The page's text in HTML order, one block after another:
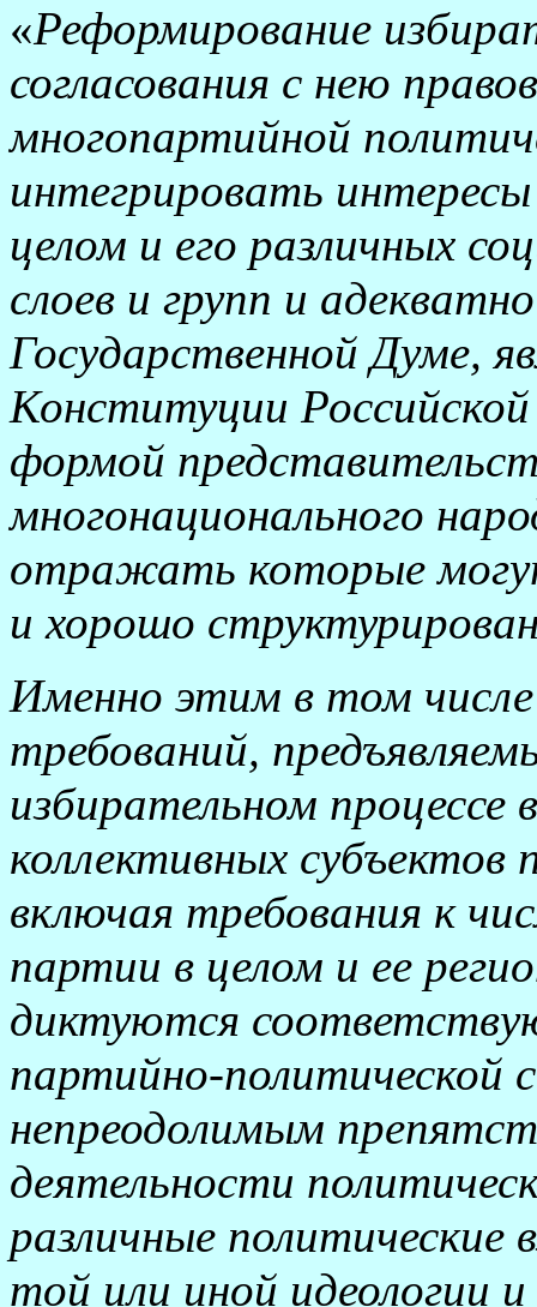
«Реформирование
согласования с нею
многопартийной
интегрировать
целом и его различных
слоев и групп и
Государственной Думе,
Конституции
формой
многонационального
отражать которые
и хорошо
Именно этим в том числе
требований,
избирательном процессе
коллективных
включая требования к
партии в целом и ее
диктуются
партийно-политической
непреодолимым
деятельности
различные политические
той или иной идеологии